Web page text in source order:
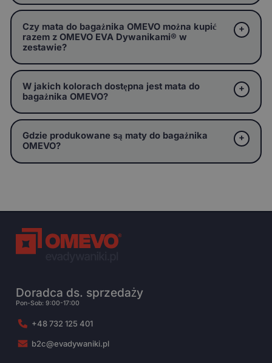
Czy mata do bagażnika OMEVO można kupić
razem z OMEVO EVA Dywanikami® w
zestawie?
W jakich kolorach dostępna jest mata do
bagażnika OMEVO?
Gdzie produkowane są maty do bagażnika
OMEVO?
Doradca ds. sprzedaży
Pon-Sob: 9:00-17:00
+48 732 125 401
b2c@evadywaniki.pl